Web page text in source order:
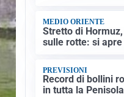
MEDIO ORIENTE
Stretto di
sulle rotte: si
PREVISIONI
Record di bollini
in tutta la Penisola